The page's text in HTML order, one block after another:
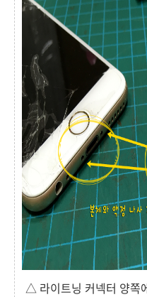
△ 라이트닝 커넥터 양쪽